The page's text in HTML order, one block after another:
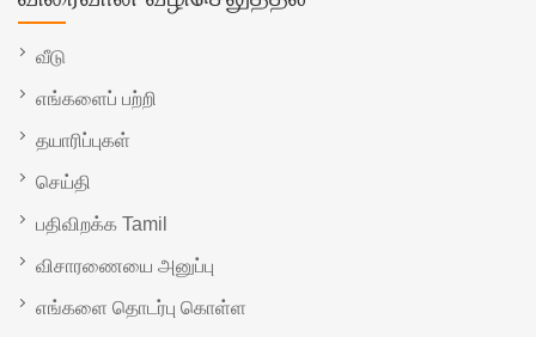
வீடு
எங்களைப் பற்றி
தயாரிப்புகள்
செய்தி
பதிவிறக்க Tamil
விசாரணையை அனுப்பு
எங்களை தொடர்பு கொள்ள